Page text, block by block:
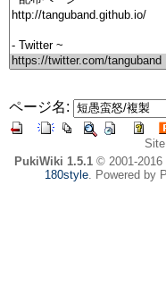
ページ名:
PukiWiki 1.5.1© 2001-2016
180style. Powered by